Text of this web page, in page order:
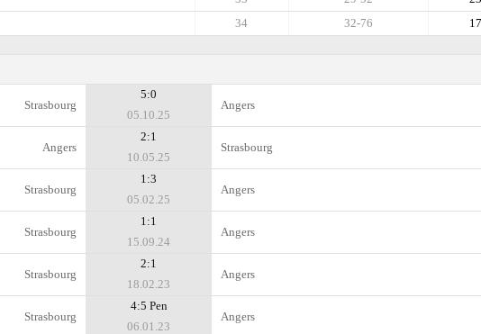
17
32-76
34
Strasbourg
5:0
05.10.25
Angers
Angers
2:1
10.05.25
Strasbourg
Strasbourg
1:3
05.02.25
Angers
Strasbourg
1:1
15.09.24
Angers
Strasbourg
2:1
18.02.23
Angers
Strasbourg
4:5 Pen
06.01.23
Angers